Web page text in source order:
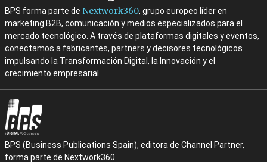
BPS forma parte de Nextwork360, grupo europeo líder en
marketing B2B, comunicación y medios especializados para el
mercado tecnológico. A través de plataformas digitales y eventos,
conectamos a fabricantes, partners y decisores tecnológicos
impulsando la Transformación Digital, la Innovación y el
crecimiento empresarial.
BPS (Business Publications Spain), editora de Channel Partner,
forma parte de Nextwork360.